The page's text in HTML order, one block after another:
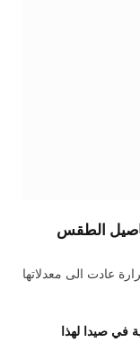
الطقس
عادت الى معدلاتها
في صيدا لهذا